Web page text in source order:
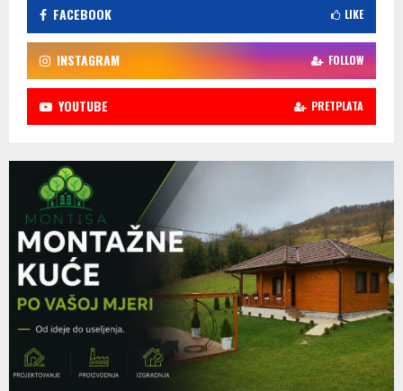
FACEBOOK LIKE
INSTAGRAM FOLLOW
YOUTUBE PRETPLATA